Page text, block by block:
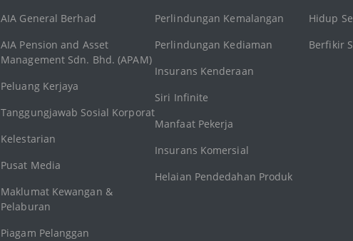
AIA General Berhad
AIA Pension and Asset
Management Sdn. Bhd. (APAM)
Peluang Kerjaya
Tanggungjawab Sosial Korporat
Kelestarian
Pusat Media
Maklumat Kewangan &
Pelaburan
Piagam Pelanggan
Perlindungan Kemalangan
Perlindungan Kediaman
Insurans Kenderaan
Siri Infinite
Manfaat Pekerja
Insurans Komersial
Helaian Pendedahan Produk
Hidup
Berfikir